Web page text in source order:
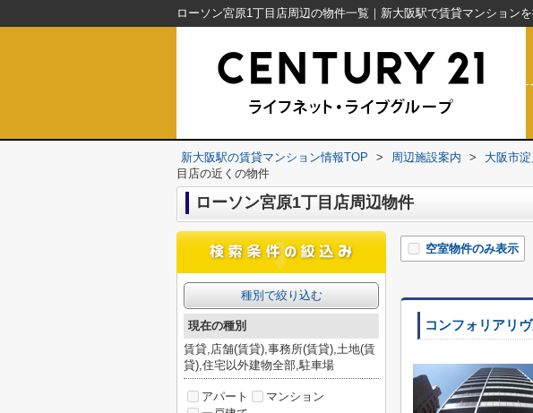
新大阪駅の賃貸マンション情報TOP > 周辺施設案内 > 大阪市
目店の近くの物件
ローソン宮原1丁目店周辺物件
空室物件のみ表示
コンフォリアリ
種別で絞り込む
現在の種別
賃貸,店舗(賃貸),事務所(賃貸),土地(賃
貸),住宅以外建物全部,駐車場
アパート
マンション